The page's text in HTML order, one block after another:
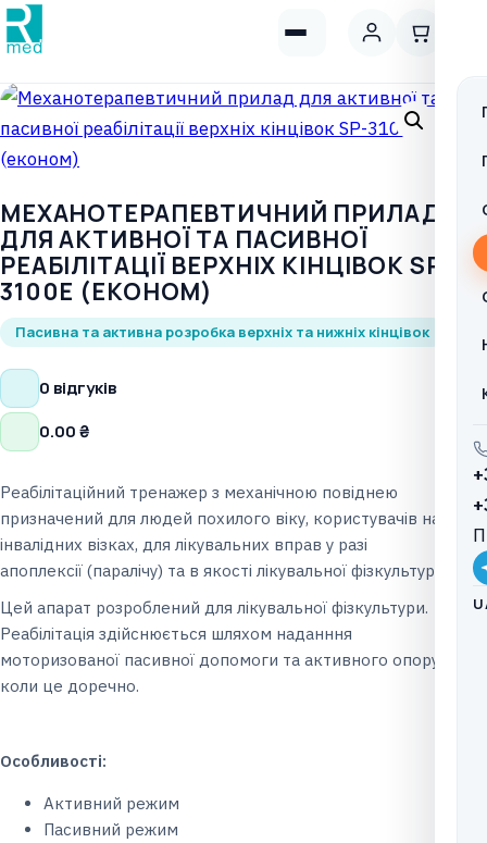
МЕХАНОТЕРАПЕВТИЧНИЙ ПРИЛАД
ДЛЯ АКТИВНОЇ ТА ПАСИВНОЇ
РЕАБІЛІТАЦІЇ ВЕРХНІХ КІНЦІВОК SP-
3100E (ЕКОНОМ)
Пасивна та активна розробка верхніх та нижніх кінцівок
0 відгуків
0.00₴
Реабілітаційний тренажер з механічною повіднею
призначений для людей похилого віку, користувачів на
інвалідних візках, для лікувальних вправ у разі
апоплексії (паралічу) та в якості лікувальної фізкультури.
Цей апарат розроблений для лікувальної фізкультури.
Реабілітація здійснюється шляхом наданння
моторизованої пасивної допомоги та активного опору,
коли це доречно.
Особливості:
Активний режим
Пасивний режим